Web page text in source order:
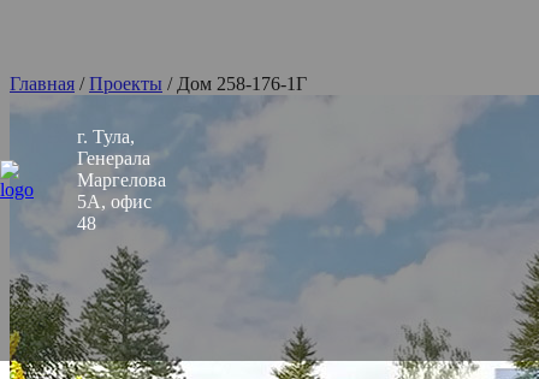
г. Тула,
Генерала
Маргелова
5А, офис
48
Главная /Проекты / Дом 258-176-1Г